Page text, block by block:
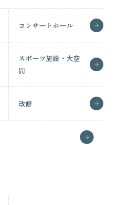
コンサートホール
スポーツ施設・大空
間
改修